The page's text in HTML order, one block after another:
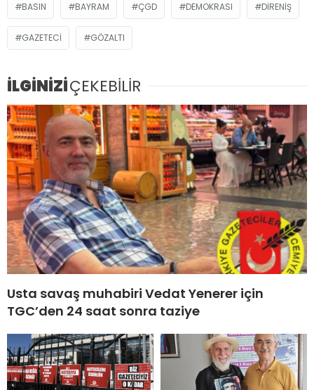
BASIN BAYRAM ÇGD DEMOKRASI DIRENIŞ
GAZETECI GÖZALTI
İLGİNİZİÇEKEBİLİR
Usta savaş muhabiri Vedat Yenerer için
TGC’den 24 saat sonra taziye